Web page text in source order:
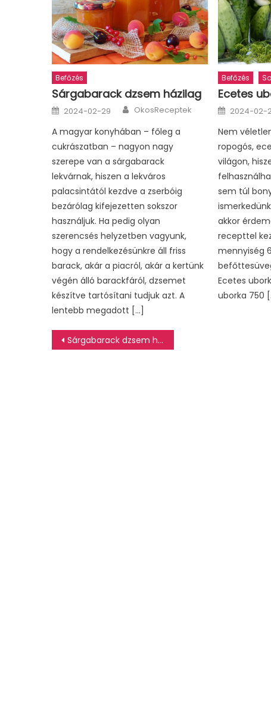
Befőzés
Sárgabarack dzsem házilag
Posted
on
2024-02-29 Author
OkosReceptek
A magyar konyhában – főleg a
cukrászatban – nagyon nagy
szerepe van a sárgabarack
lekvárnak, hiszen a lekváros
palacsintától kezdve a zserbóig
bezárólag kifejezetten sokszor
használjuk. Ha pedig olyan
szerencsés helyzetben vagyunk,
hogy a rendelkezésünkre áll friss
barack, akár a piacról, akár a kertünk
végén álló barackfáról, dzsemet
készítve tartósítani tudjuk azt. A
lentebb megadott […]
Befőzés
Ecetes
Posted
on
2024-02-
Nem
ropogós,
világon,
sem túl
akkor
recepttel
mennyiség
Ecetes
uborka 750
Bejegyzés
Sárgabarack dzsem házilag